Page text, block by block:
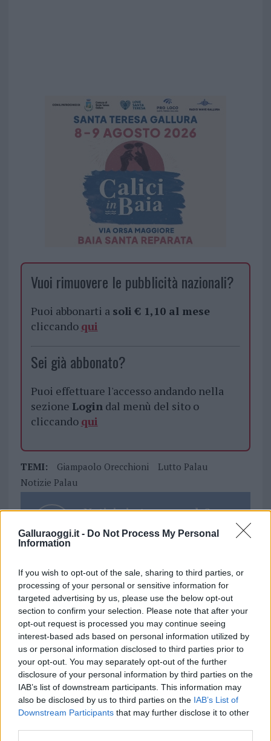
Galluraoggi.it - Do Not Process My Personal
Information
If you wish to opt-out of the sale, sharing to third parties, or
processing of your personal or sensitive information for
targeted advertising by us, please use the below opt-out
section to confirm your selection. Please note that after your
opt-out request is processed you may continue seeing
interest-based ads based on personal information utilized by
us or personal information disclosed to third parties prior to
your opt-out. You may separately opt-out of the further
disclosure of your personal information by third parties on the
IAB’s list of downstream participants. This information may
also be disclosed by us to third parties on the IAB’s List of
Downstream Participants that may further disclose it to other
Vuoi rimuovere le pubblicità nazionali?
Puoi abbonarti a soli € 1,10 al mese
cliccando qui
Sei già abbonato?
Puoi effettuare l'accesso andando nella
sezione Logindal menù del sito o
cliccando qui
TEMI: Giampaolo Orecchioni
Lutto Palau
Notizie Palau
Notizie in tempo reale?
Entra nel canale telegram di
Inviaci le tue segnalazioni,
i tuoi video e le tue foto
Su WhatsApp al numero +39
345 356 7512
Ricevi le nostre ultime news